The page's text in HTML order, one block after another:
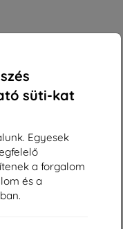
süti-kat
Egyesek
a forgalom
és a